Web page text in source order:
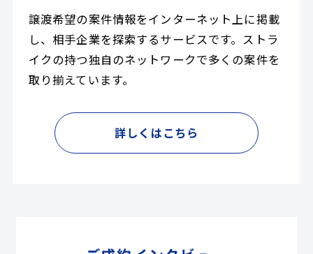
譲渡希望の案件情報をインターネット上に掲載
し、相手企業を探索するサービスです。ストラ
イクの持つ独自のネットワークで多くの案件を
取り揃えています。
詳しくはこちら